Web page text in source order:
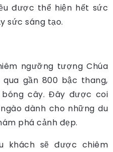
được thể hiện hết sức
sức sáng tạo.
ngưỡng tượng Chúa
gần 800 bậc thang,
cây. Đây được coi
dành cho những du
phá cảnh đẹp.
khách sẽ được chiêm